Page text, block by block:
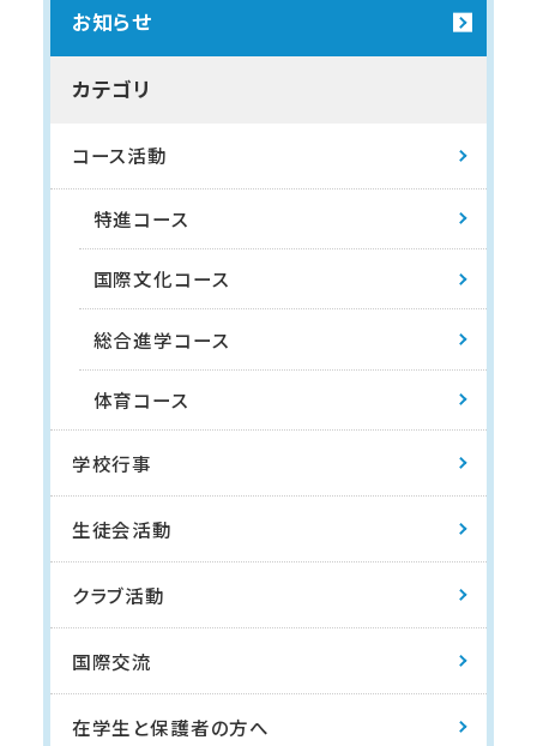
お知らせ
カテゴリ
コース活動
特進コース
国際文化コース
総合進学コース
体育コース
学校行事
生徒会活動
クラブ活動
国際交流
在学生と保護者の方へ